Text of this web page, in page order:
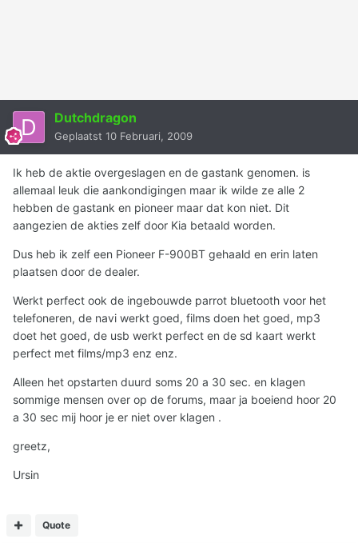
Dutchdragon
Geplaatst 10 Februari, 2009
Ik heb de aktie overgeslagen en de gastank genomen. is
allemaal leuk die aankondigingen maar ik wilde ze alle 2
hebben de gastank en pioneer maar dat kon niet. Dit
aangezien de akties zelf door Kia betaald worden.
Dus heb ik zelf een Pioneer F-900BT gehaald en erin laten
plaatsen door de dealer.
Werkt perfect ook de ingebouwde parrot bluetooth voor het
telefoneren, de navi werkt goed, films doen het goed, mp3
doet het goed, de usb werkt perfect en de sd kaart werkt
perfect met films/mp3 enz enz.
Alleen het opstarten duurd soms 20 a 30 sec. en klagen
sommige mensen over op de forums, maar ja boeiend hoor 20
a 30 sec mij hoor je er niet over klagen .
greetz,
Ursin
Quote